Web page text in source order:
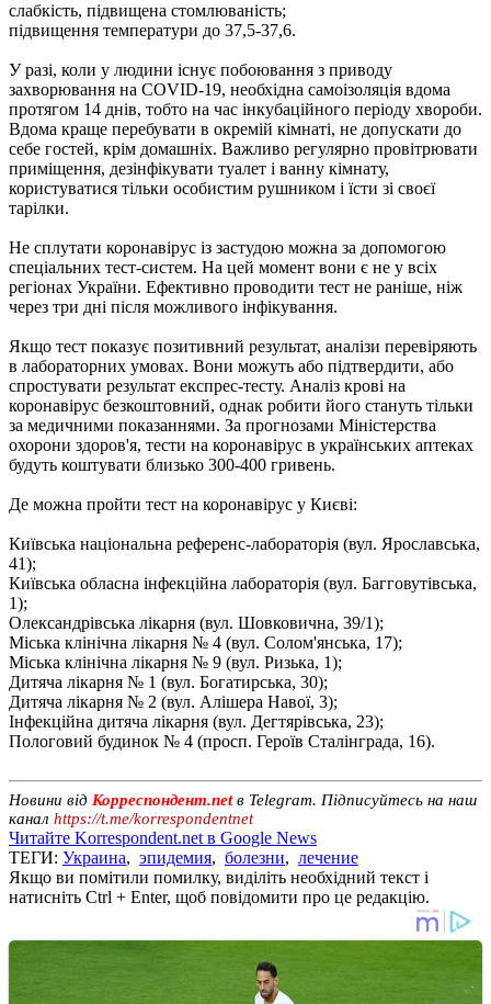
слабкість, підвищена стомлюваність;
підвищення температури до 37,5-37,6.
У разі, коли у людини існує побоювання з приводу
захворювання на COVID-19, необхідна самоізоляція вдома
протягом 14 днів, тобто на час інкубаційного періоду хвороби.
Вдома краще перебувати в окремій кімнаті, не допускати до
себе гостей, крім домашніх. Важливо регулярно провітрювати
приміщення, дезінфікувати туалет і ванну кімнату,
користуватися тільки особистим рушником і їсти зі своєї
тарілки.
Не сплутати коронавірус із застудою можна за допомогою
спеціальних тест-систем. На цей момент вони є не у всіх
регіонах України. Ефективно проводити тест не раніше, ніж
через три дні після можливого інфікування.
Якщо тест показує позитивний результат, аналізи перевіряють
в лабораторних умовах. Вони можуть або підтвердити, або
спростувати результат експрес-тесту. Аналіз крові на
коронавірус безкоштовний, однак робити його стануть тільки
за медичними показаннями. За прогнозами Міністерства
охорони здоров'я, тести на коронавірус в українських аптеках
будуть коштувати близько 300-400 гривень.
Де можна пройти тест на коронавірус у Києві:
Київська національна референс-лабораторія (вул. Ярославська,
41);
Київська обласна інфекційна лабораторія (вул. Багговутівська,
1);
Олександрівська лікарня (вул. Шовковична, 39/1);
Міська клінічна лікарня № 4 (вул. Солом'янська, 17);
Міська клінічна лікарня № 9 (вул. Ризька, 1);
Дитяча лікарня № 1 (вул. Богатирська, 30);
Дитяча лікарня № 2 (вул. Алішера Навої, 3);
Інфекційна дитяча лікарня (вул. Дегтярівська, 23);
Пологовий будинок № 4 (просп. Героїв Сталінграда, 16).
Новини від Корреспондент.netв Telegram. Підписуйтесь на наш
канал https://t.me/korrespondentnet
Читайте Korrespondent.net в Google News
ТЕГИ: Украина, эпидемия, болезни, лечение
Якщо ви помітили помилку, виділіть необхідний текст і
натисніть Ctrl + Enter, щоб повідомити про це редакцію.